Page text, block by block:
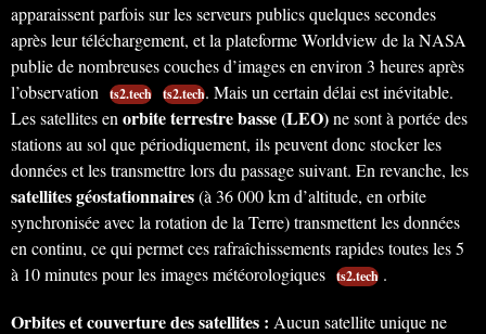
apparaissent parfois sur les serveurs publics quelques secondes
après leur téléchargement, et la plateforme Worldview de la NASA
publie de nombreuses couches d’images en environ 3 heures après
l’observation
ts2.tech ts2.tech. Mais un certain délai est inévitable.
Les satellites en orbite terrestre basse (LEO)ne sont à portée des
stations au sol que périodiquement, ils peuvent donc stocker les
données et les transmettre lors du passage suivant. En revanche, les
satellites géostationnaires(à 36 000 km d’altitude, en orbite
synchronisée avec la rotation de la Terre) transmettent les données
en continu, ce qui permet ces rafraîchissements rapides toutes les 5
à 10 minutes pour les images météorologiques ts2.tech .
Orbites et couverture des satellites : Aucun satellite unique ne